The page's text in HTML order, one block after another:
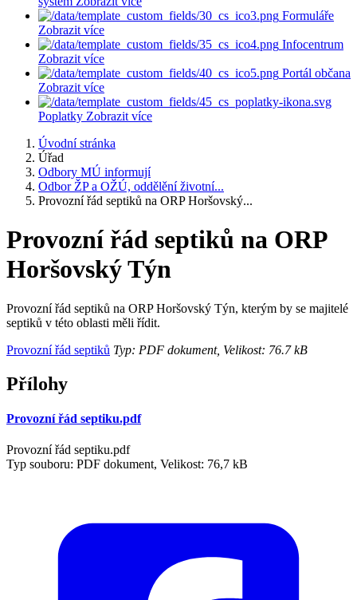
Formuláře
Zobrazit více
Infocentrum
Zobrazit více
Portál občana
Zobrazit více
Poplatky Zobrazit více
Úvodní stránka
Úřad
Odbory MÚ informují
Odbor ŽP a OŽÚ, oddělění životní...
Provozní řád septiků na ORP Horšovský...
Provozní řád septiků na ORP
Horšovský Týn
Provozní řád septiků na ORP Horšovský Týn, kterým by se majitelé
septiků v této oblasti měli řídit.
Provozní řád septiků Typ: PDF dokument, Velikost: 76.7 kB
Přílohy
Provozní řád septiku.pdf
Provozní řád septiku.pdf
Typ souboru: PDF dokument, Velikost: 76,7 kB